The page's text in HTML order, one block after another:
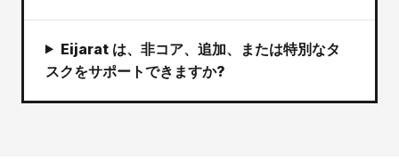
Eijarat は、非コア、追加、または特別なタ
スクをサポートできますか?